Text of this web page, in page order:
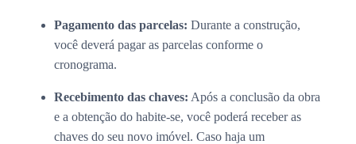
Pagamento das parcelas: Durante a construção,
você deverá pagar as parcelas conforme o
cronograma.
Recebimento das chaves: Após a conclusão da obra
e a obtenção do habite-se, você poderá receber as
chaves do seu novo imóvel. Caso haja um